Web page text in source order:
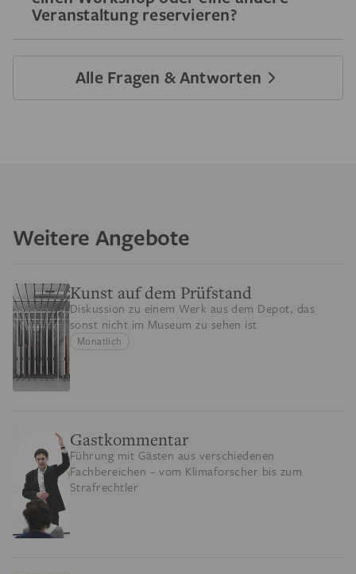
Veranstaltung reservieren?
Alle Fragen & Antworten
Weitere Angebote
Kunst auf dem Prüfstand
Diskussion zu einem Werk aus dem Depot, das
sonst nicht im Museum zu sehen ist
Monatlich
Gastkommentar
Führung mit Gästen aus verschiedenen
Fachbereichen – vom Klimaforscher bis zum
Strafrechtler